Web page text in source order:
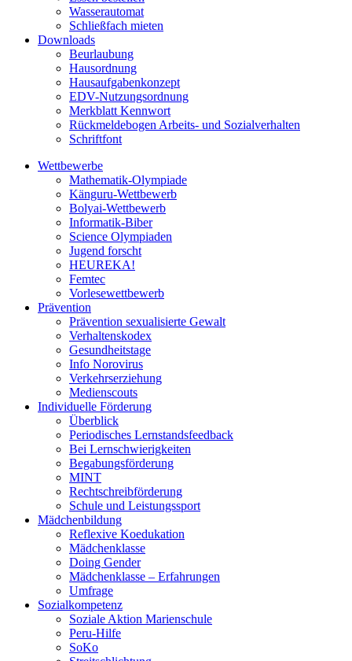
Wasserautomat
Schließfach mieten
Downloads
Beurlaubung
Hausordnung
Hausaufgabenkonzept
EDV-Nutzungsordnung
Merkblatt Kennwort
Rückmeldebogen Arbeits- und Sozialverhalten
Schriftfont
Wettbewerbe
Mathematik-Olympiade
Känguru-Wettbewerb
Bolyai-Wettbewerb
Informatik-Biber
Science Olympiaden
Jugend forscht
HEUREKA!
Femtec
Vorlesewettbewerb
Prävention
Prävention sexualisierte Gewalt
Verhaltenskodex
Gesundheitstage
Info Norovirus
Verkehrserziehung
Medienscouts
Individuelle Förderung
Überblick
Periodisches Lernstandsfeedback
Bei Lernschwierigkeiten
Begabungsförderung
MINT
Rechtschreibförderung
Schule und Leistungssport
Mädchenbildung
Reflexive Koedukation
Mädchenklasse
Doing Gender
Mädchenklasse – Erfahrungen
Umfrage
Sozialkompetenz
Soziale Aktion Marienschule
Peru-Hilfe
SoKo